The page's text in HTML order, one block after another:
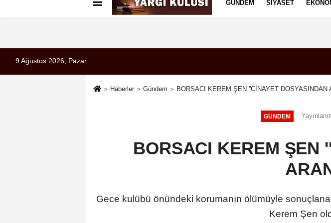
Künye İletişim Çerez Politikası
GÜNDEM SIYASET
9 Ağustos 2026, Pazar
Haberler Gündem BORSACI KEREM ŞEN ''CİNAYET DOSYASINDAN
GÜNDEM
BORSACI KEREM ŞEN
Gece kulübü önündeki korumanın ölümüyle
Kerem Şen